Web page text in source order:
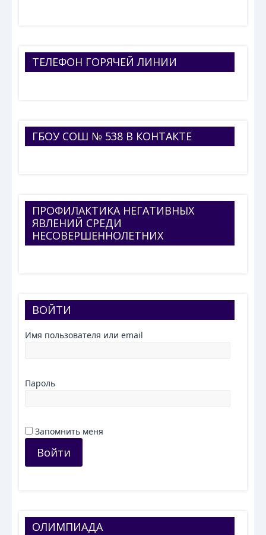
ТЕЛЕФОН ГОРЯЧЕЙ ЛИНИИ
ГБОУ СОШ № 538 В КОНТАКТЕ
ПРОФИЛАКТИКА НЕГАТИВНЫХ
ЯВЛЕНИЙ СРЕДИ
НЕСОВЕРШЕННОЛЕТНИХ
ВОЙТИ
Имя пользователя или email
Пароль
Запомнить меня
Войти
ОЛИМПИАДА